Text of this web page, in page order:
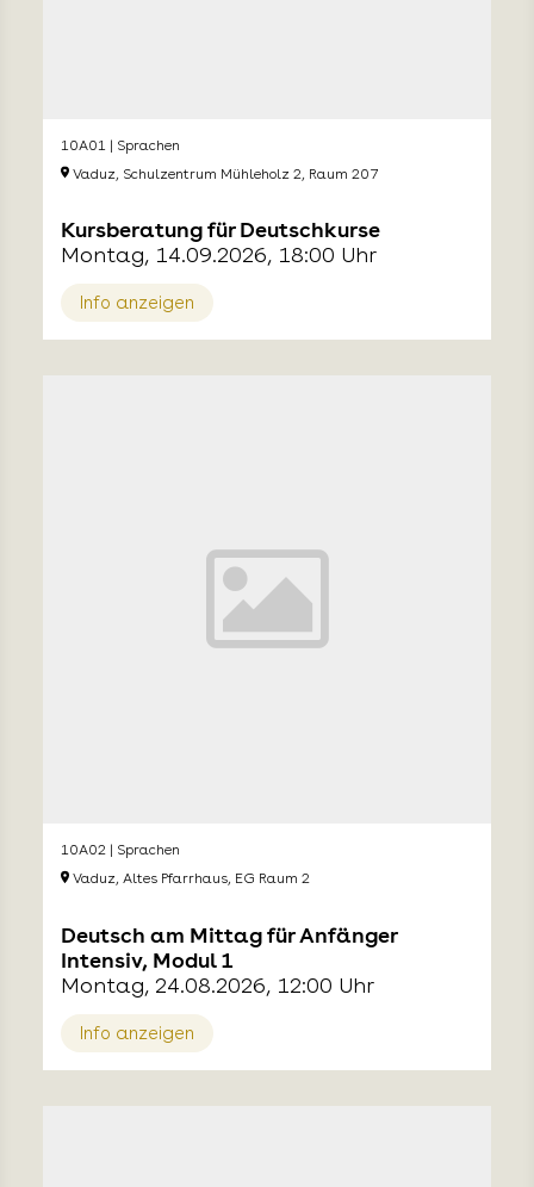
10A01 | Sprachen
Vaduz, Schulzentrum Mühleholz 2, Raum 207
Kursberatung für Deutschkurse
Montag, 14.09.2026, 18:00 Uhr
Info anzeigen
10A02 | Sprachen
Vaduz, Altes Pfarrhaus, EG Raum 2
Deutsch am Mittag für Anfänger
Intensiv, Modul 1
Montag, 24.08.2026, 12:00 Uhr
Info anzeigen